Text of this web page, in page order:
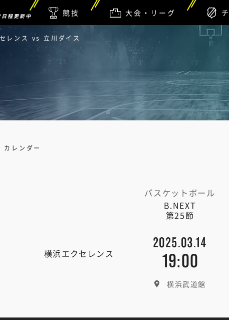
日程更新中 競技 大会・リーグ
レンス vs 立川ダイス
バスケットボール
B.NEXT
第25節
横浜エクセレンス
2025.03.14
19:00
横浜武道館
カレンダー